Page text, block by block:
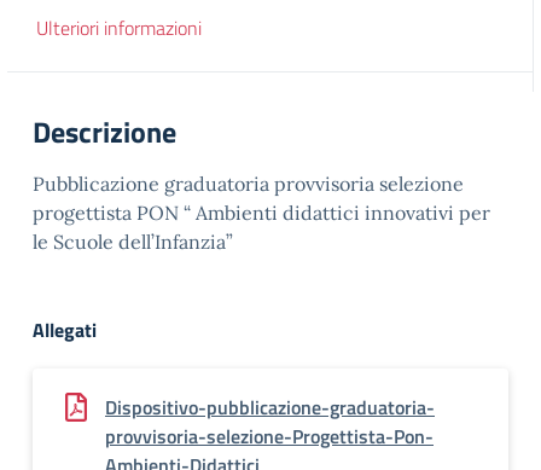
Ulteriori informazioni
Descrizione
Pubblicazione graduatoria provvisoria selezione
progettista PON “ Ambienti didattici innovativi per
le Scuole dell’Infanzia”
Allegati
Dispositivo-pubblicazione-graduatoria-
provvisoria-selezione-Progettista-Pon-